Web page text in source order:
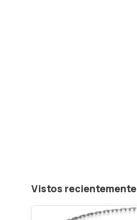
Vistos recientemente